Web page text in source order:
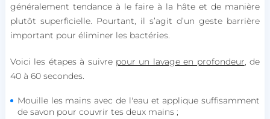
généralement tendance à le faire à la hâte et de manière
plutôt superficielle. Pourtant, il s’agit d’un geste barrière
important pour éliminer les bactéries.
Voici les étapes à suivre pour un lavage en profondeur , de
40 à 60 secondes.
Mouille les mains avec de l'eau et applique suffisamment
de savon pour couvrir tes deux mains ;